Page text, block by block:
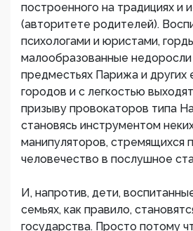
построенного на традициях и
(авторитете родителей).
психологами и юристами,
малообразованные
предместьях Парижа и других
городов и с легкостью
призыву провокаторов типа
становясь инструментом
манипуляторов, стремящихся
человечество в послушное
И, напротив, дети,
семьях, как правило,
государства. Просто потому